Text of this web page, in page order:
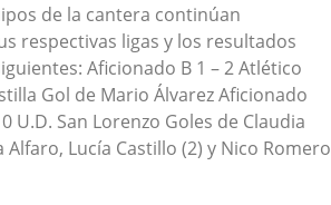
de la cantera continúan
respectivas ligas y los resultados
Aficionado B 1 – 2 Atlético
Gol de Mario Álvarez Aficionado
U.D. San Lorenzo Goles de Claudia
Alfaro, Lucía Castillo (2) y Nico Romero